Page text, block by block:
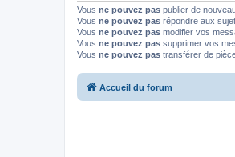
Vous ne pouvez pas publier de
Vous ne pouvez pas répondre aux
Vous ne pouvez pas modifier vos
Vous ne pouvez pas supprimer vos
Vous ne pouvez pas transférer de
Accueil du forum